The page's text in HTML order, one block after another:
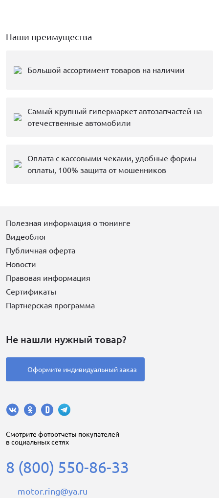
Наши преимущества
Большой ассортимент товаров на наличии
Самый крупный гипермаркет автозапчастей на
отечественные автомобили
Оплата с кассовыми чеками, удобные формы
оплаты, 100% защита от мошенников
Полезная информация о тюнинге
Видеоблог
Публичная оферта
Новости
Правовая информация
Сертификаты
Партнерская программа
Не нашли нужный товар?
Оформите индивидуальный заказ
Cмотрите фотоотчеты покупателей
в социальных сетях
8 (800) 550-86-33
motor.ring@ya.ru